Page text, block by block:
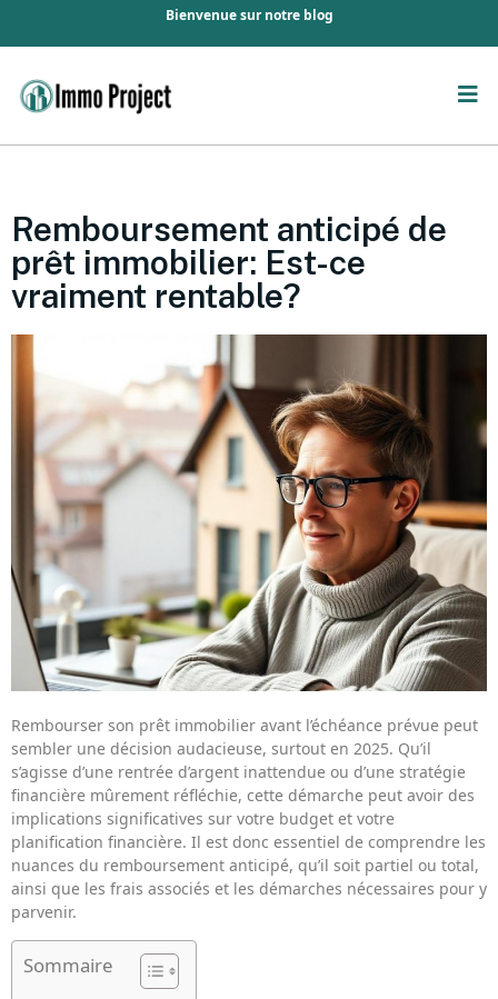
Bienvenue sur notre blog
Remboursement anticipé de
prêt immobilier: Est-ce
vraiment rentable?
Rembourser son prêt immobilier avant l’échéance prévue peut
sembler une décision audacieuse, surtout en 2025. Qu’il
s’agisse d’une rentrée d’argent inattendue ou d’une stratégie
financière mûrement réfléchie, cette démarche peut avoir des
implications significatives sur votre budget et votre
planification financière. Il est donc essentiel de comprendre les
nuances du remboursement anticipé, qu’il soit partiel ou total,
ainsi que les frais associés et les démarches nécessaires pour y
parvenir.
Sommaire